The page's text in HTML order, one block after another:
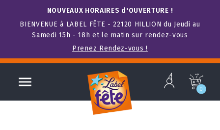
NOUVEAUX HORAIRES d'OUVERTURE !
BIENVENUE à LABEL FÊTE - 22120 HILLION du Jeudi au
Samedi 15h - 18h et le matin sur rendez-vous
Prenez Rendez-vous !
 b c
0